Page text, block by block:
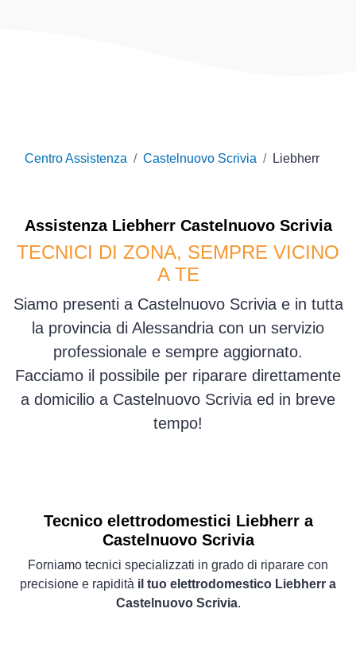
Centro Assistenza Castelnuovo Scrivia Liebherr
Assistenza LiebherrCastelnuovo Scrivia
TECNICI DI ZONA, SEMPRE VICINO
A TE
Siamo presenti a Castelnuovo Scrivia e in tutta
la provincia di Alessandria con un servizio
professionale e sempre aggiornato.
Facciamo il possibile per riparare direttamente
a domicilio a Castelnuovo Scrivia ed in breve
tempo!
Tecnico elettrodomestici Liebherr a
Castelnuovo Scrivia
Forniamo tecnici specializzati in grado di riparare con
precisione e rapidità il tuo elettrodomestico Liebherr a
Castelnuovo Scrivia.